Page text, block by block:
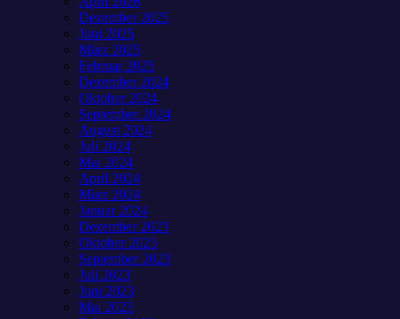
Dezember 2025
Juni 2025
März 2025
Februar 2025
Dezember 2024
Oktober 2024
September 2024
August 2024
Juli 2024
Mai 2024
April 2024
März 2024
Januar 2024
Dezember 2023
Oktober 2023
September 2023
Juli 2023
Juni 2023
Mai 2023